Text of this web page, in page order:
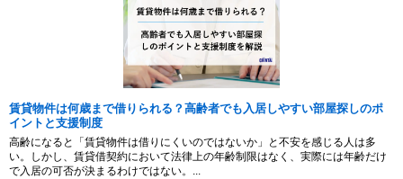
賃貸物件は何歳まで借りられる？高齢者でも入居しやすい部屋探しのポ
イントと支援制度
高齢になると「賃貸物件は借りにくいのではないか」と不安を感じる人は多
い。しかし、賃貸借契約において法律上の年齢制限はなく、実際には年齢だけ
で入居の可否が決まるわけではない。...